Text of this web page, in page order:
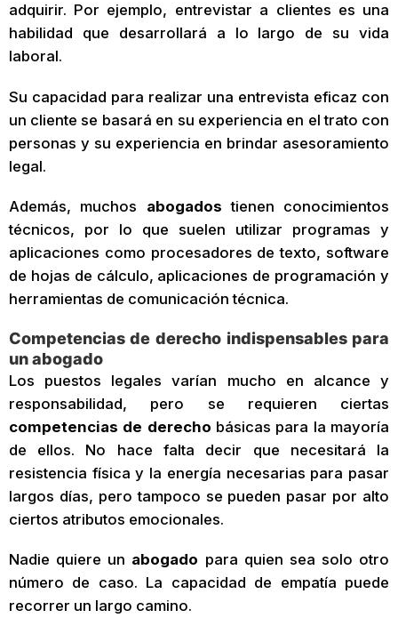
adquirir. Por ejemplo, entrevistar a clientes es una
habilidad que desarrollará a lo largo de su vida
laboral.
Su capacidad para realizar una entrevista eficaz con
un cliente se basará en su experiencia en el trato con
personas y su experiencia en brindar asesoramiento
legal.
Además, muchos abogados tienen conocimientos
técnicos, por lo que suelen utilizar programas y
aplicaciones como procesadores de texto, software
de hojas de cálculo, aplicaciones de programación y
herramientas de comunicación técnica.
Competencias de derecho indispensables para
un abogado
Los puestos legales varían mucho en alcance y
responsabilidad, pero se requieren ciertas
competencias de derecho básicas para la mayoría
de ellos. No hace falta decir que necesitará la
resistencia física y la energía necesarias para pasar
largos días, pero tampoco se pueden pasar por alto
ciertos atributos emocionales.
Nadie quiere un abogado para quien sea solo otro
número de caso. La capacidad de empatía puede
recorrer un largo camino.